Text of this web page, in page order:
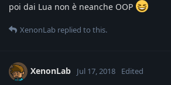
poi dai Lua non è neanche OOP
XenonLab replied to this.
XenonLab Jul 17, 2018 Edited